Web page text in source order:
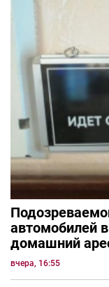
автомобилей
домашний
вчера, 16:55